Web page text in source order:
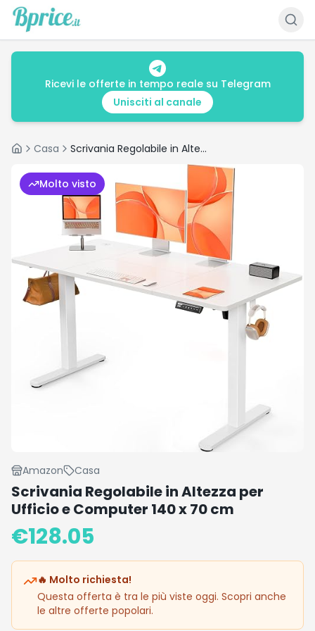
Ricevi le offerte in tempo reale su Telegram
Unisciti al canale
HomeCasa Scrivania Regolabile in Altezza per Ufficio e Computer 140 x 70 cm
Molto visto
Amazon Casa
Scrivania Regolabile in Altezza per
Ufficio e Computer 140 x 70 cm
€128.05
🔥 Molto richiesta!
Questa offerta è tra le più viste oggi. Scopri anche
le altre offerte popolari.